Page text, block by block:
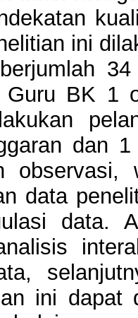
ini
BK 1
dan
observasi,
data
data.
ini dapat